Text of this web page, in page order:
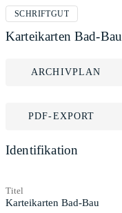
SCHRIFTGUT
Karteikarten Bad-Bau
ARCHIVPLAN
PDF-EXPORT
Identifikation
Titel
Karteikarten Bad-Bau